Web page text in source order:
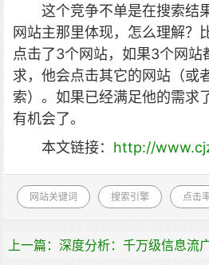
这个竞争不单是在搜索结
网站主那里体现，怎么理解？
点击了3个网站，如果3个网站
求，他会点击其它的网站（或
索）。如果已经满足他的需求
有机会了。
本文链接： http://
网站关键词 搜索引擎 点击